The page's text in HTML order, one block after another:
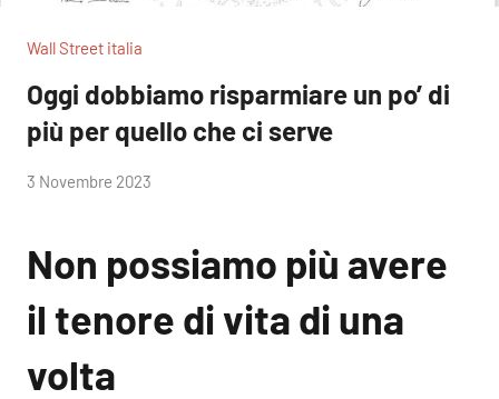
Wall Street italia
Oggi dobbiamo risparmiare un po’ di
più per quello che ci serve
di
3 Novembre 2023
Non possiamo più avere
il tenore di vita di una
volta